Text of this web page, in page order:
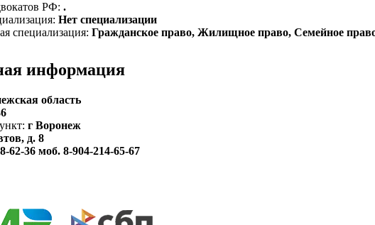
РФ: .
Нет специализации
специализация: Гражданское право, Жилищное право, Семейное
информация
область
г Воронеж
д. 8
62-36 моб. 8-904-214-65-67